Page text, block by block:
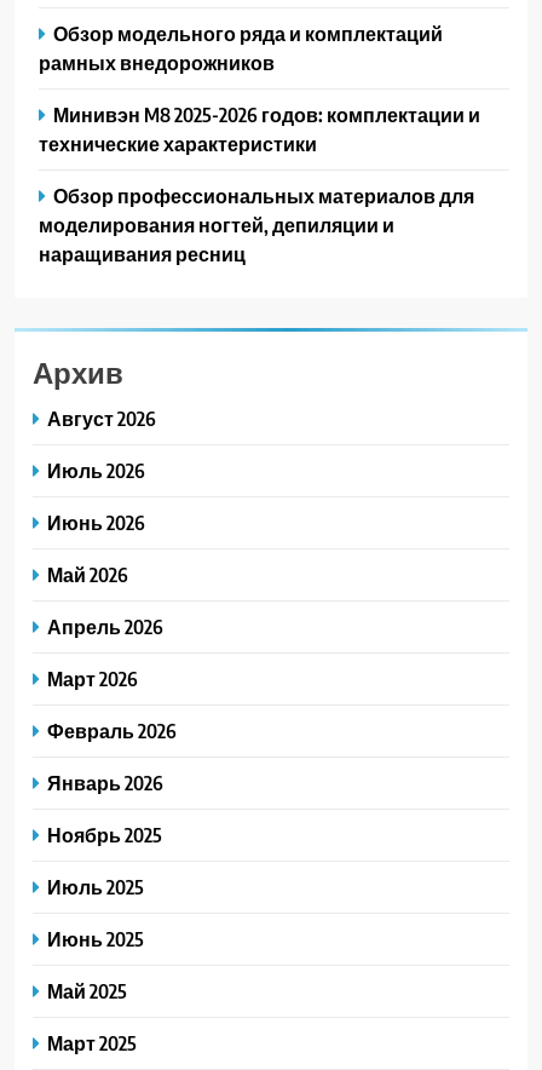
Обзор модельного ряда и комплектаций
рамных внедорожников
Минивэн M8 2025-2026 годов: комплектации и
технические характеристики
Обзор профессиональных материалов для
моделирования ногтей, депиляции и
наращивания ресниц
Архив
Август 2026
Июль 2026
Июнь 2026
Май 2026
Апрель 2026
Март 2026
Февраль 2026
Январь 2026
Ноябрь 2025
Июль 2025
Июнь 2025
Май 2025
Март 2025